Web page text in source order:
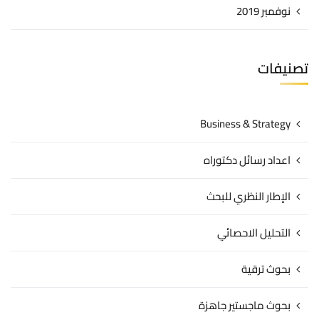
نوفمبر 2019
تصنيفات
Business & Strategy
اعداد رسائل دكتوراه
الإطار النظري للبحث
التحليل الاحصائي
بحوث ترقية
بحوث ماجستير جاهزة